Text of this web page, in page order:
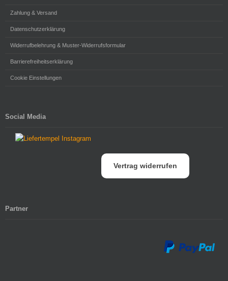
Zahlung & Versand
Datenschutzerklärung
Widerrufbelehrung & Muster-Widerrufsformular
Barrierefreiheitserklärung
Cookie Einstellungen
Social Media
Vertrag widerrufen
Partner